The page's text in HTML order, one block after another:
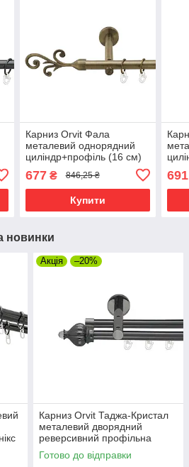
Карниз Orvit Фала
металевий однорядний
циліндр+профіль (16 см)
металеве Антик 19 мм 200
см (3999069)
677₴ 846,25 ₴
Купити
см
691
новинки
Акція –20%
Карниз Orvit Таджа-Кристал
металевий дворядний
реверсивний профільна
труба Онікс 19\19 мм 200 см
(6679329)
Готово до відправки